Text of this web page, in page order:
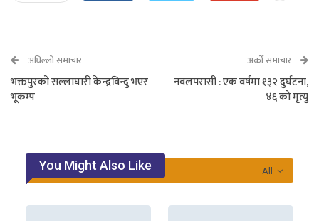
अघिल्लो समाचार
भक्तपुरको सल्लाघारी केन्द्रविन्दु भएर
भूकम्प
अर्को समाचार
नवलपरासी : एक वर्षमा १३२ दुर्घटना,
४६ काे मृत्यु
All
You Might Also Like